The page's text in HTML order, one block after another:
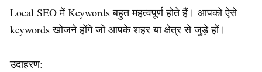
Local SEO में Keywords बहुत महत्वपूर्ण होते हैं। आपको ऐसे
keywords खोजने होंगे जो आपके शहर या क्षेत्र से जुड़े हों।
उदाहरण: